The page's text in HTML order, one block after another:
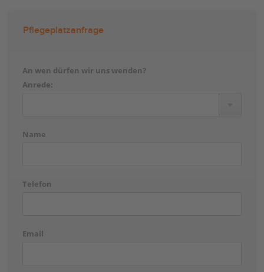
Pflegeplatzanfrage
An wen dürfen wir uns wenden?
Anrede:
Name
Telefon
Email